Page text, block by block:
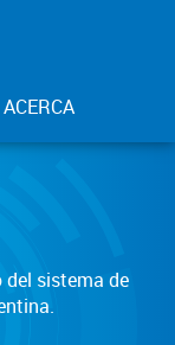
ACERCA
sistema de